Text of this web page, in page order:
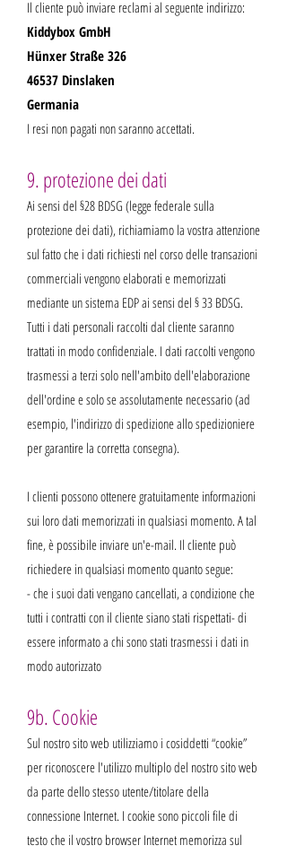
Il cliente può inviare reclami al seguente indirizzo:
Kid­dy­box GmbH
Hünxer Straße 326
46537 Dinslak­en
Germania
I resi non pagati non saranno accettati.
9. protezione dei dati
Ai sensi del §28 BDSG (legge federale sulla
protezione dei dati), richiamiamo la vostra attenzione
sul fatto che i dati richiesti nel corso delle transazioni
commerciali vengono elaborati e memorizzati
mediante un sistema EDP ai sensi del § 33 BDSG.
Tutti i dati personali raccolti dal cliente saranno
trattati in modo confidenziale. I dati raccolti vengono
trasmessi a terzi solo nell'ambito dell'elaborazione
dell'ordine e solo se assolutamente necessario (ad
esempio, l'indirizzo di spedizione allo spedizioniere
per garantire la corretta consegna).
I clienti possono ottenere gratuitamente informazioni
sui loro dati memorizzati in qualsiasi momento. A tal
fine, è possibile inviare un'e-mail. Il cliente può
richiedere in qualsiasi momento quanto segue:
- che i suoi dati vengano cancellati, a condizione che
tutti i contratti con il cliente siano stati rispettati- di
essere informato a chi sono stati trasmessi i dati in
modo autorizzato
9b. Cookie
Sul nostro sito web utilizziamo i cosiddetti “cookie”
per riconoscere l'utilizzo multiplo del nostro sito web
da parte dello stesso utente/titolare della
connessione Internet. I cookie sono piccoli file di
testo che il vostro browser Internet memorizza sul